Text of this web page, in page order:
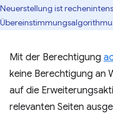
Neuerstellung ist
Mit der Berechtigung
keine Berechtigung an
auf die
relevanten Seiten